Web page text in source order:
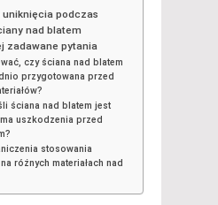
uniknięcia podczas
nad blatem
zadawane pytania
czy ściana nad blatem
przygotowana przed
ściana nad blatem jest
uszkodzenia przed
stosowania
różnych materiałach nad